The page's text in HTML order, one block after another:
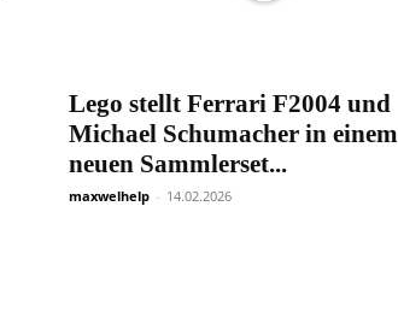
Lego stellt Ferrari F2004 und
Michael Schumacher in einem
neuen Sammlerset...
maxwelhelp - 14.02.2026